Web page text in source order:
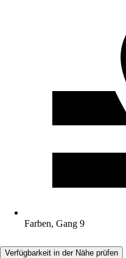
Farben, Gang 9
Verfügbarkeit in der Nähe prüfen